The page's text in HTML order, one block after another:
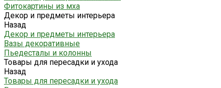
Фитокартины из мха
Декор и предметы интерьера
Назад
Декор и предметы интерьера
Вазы декоративные
Пьедесталы и колонны
Товары для пересадки и ухода
Назад
Товары для пересадки и ухода